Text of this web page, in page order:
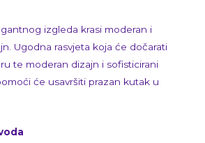
izgleda krasi moderan i
Ugodna rasvjeta koja će dočarati
te moderan dizajn i sofisticirani
će usavršiti prazan kutak u